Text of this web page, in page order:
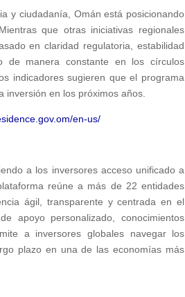
y ciudadanía, Omán está posicionando
que otras iniciativas regionales
en claridad regulatoria, estabilidad
de manera constante en los círculos
indicadores sugieren que el programa
en los próximos años.
en-us/
a los inversores acceso unificado a
reúne a más de 22 entidades
ágil, transparente y centrada en el
apoyo personalizado, conocimientos
a inversores globales navegar los
plazo en una de las economías más